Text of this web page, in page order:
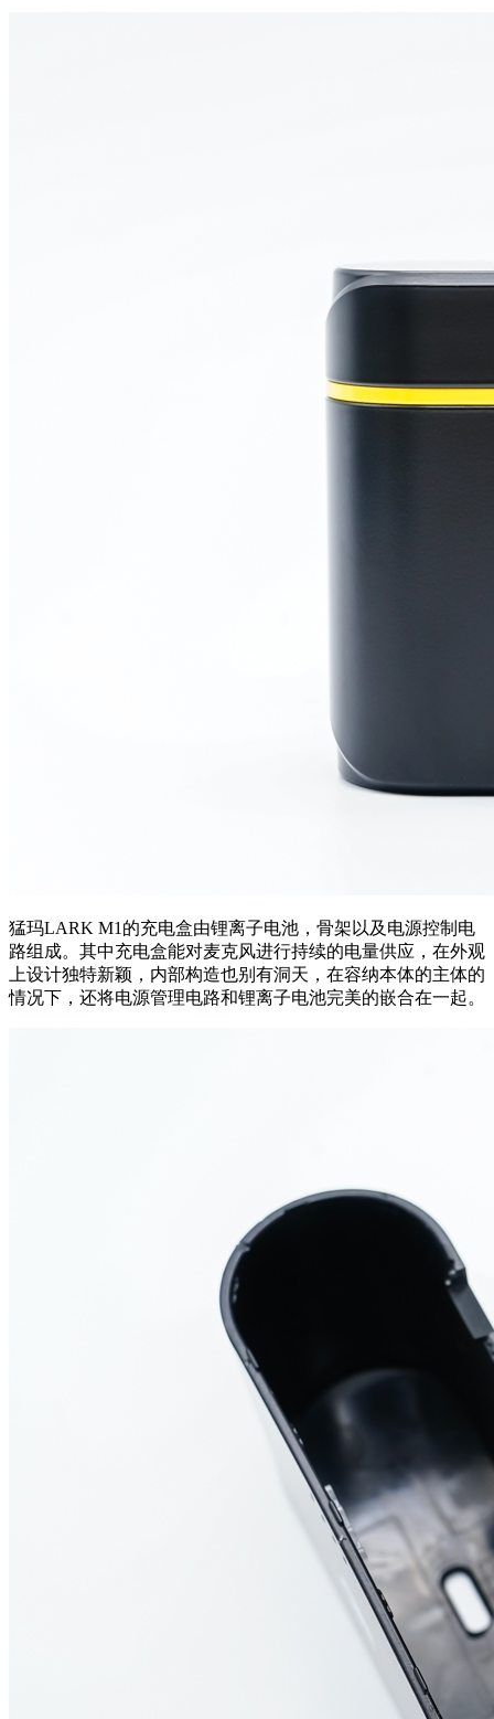
猛玛LARK M1 的充电盒由锂离子电池，骨架以及电源控制电
路组成。其中充电盒能对麦克风进行持续的电量供应， 在外观
上设计独特新颖，内部构造也别有洞天，在容纳本体的主体的
情况下，还将电源管理电路和锂离子电池完美的嵌合在一起。